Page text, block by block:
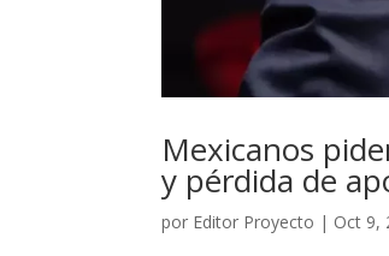
Mexicanos
y pérdida de
por Editor Proyecto | Oct 9,